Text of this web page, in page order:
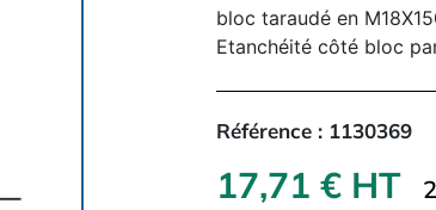
bloc taraudé en
Etanchéité côté bloc
Référence : 1130369
17,71 € HT